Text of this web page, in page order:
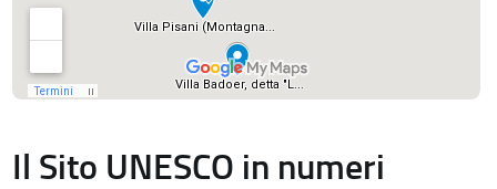
Il Sito UNESCO in numeri